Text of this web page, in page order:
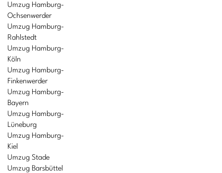
Umzug Hamburg-
Ochsenwerder
Umzug Hamburg-
Rahlstedt
Umzug Hamburg-
Köln
Umzug Hamburg-
Finkenwerder
Umzug Hamburg-
Bayern
Umzug Hamburg-
Lüneburg
Umzug Hamburg-
Kiel
Umzug Stade
Umzug Barsbüttel